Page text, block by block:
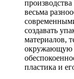
весьма
создавать
материалов,
окружающую
пластика и